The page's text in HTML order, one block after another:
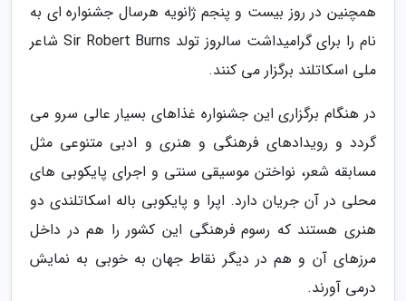
همچنین در روز بیست و پنجم ژانویه هرسال جشنواره ای به
نام را برای گرامیداشت سالروز تولد Sir Robert Burns شاعر
ملی اسکاتلند برگزار می کنند.
در هنگام برگزاری این جشنواره غذاهای بسیار عالی سرو می
گردد و رویدادهای فرهنگی و هنری و ادبی متنوعی مثل
مسابقه شعر، نواختن موسیقی سنتی و اجرای پایکوبی های
محلی در آن جریان دارد. اپرا و پایکوبی باله اسکاتلندی دو
هنری هستند که رسوم فرهنگی این کشور را هم در داخل
مرزهای آن و هم در دیگر نقاط جهان به خوبی به نمایش
درمی آورند.